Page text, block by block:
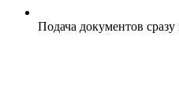
Подача документов